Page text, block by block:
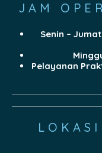
JAM
Senin – Jumat
Pelayanan